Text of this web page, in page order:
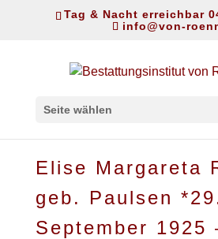
Tag & Nacht erreichbar
info@von-
Seite wählen
Elise Margareta
geb. Paulsen
September 1925